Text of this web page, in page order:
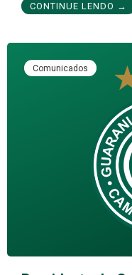
CONTINUE LENDO →
Comunicados